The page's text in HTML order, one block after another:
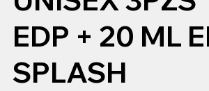
EDP + 20 ML
SPLASH